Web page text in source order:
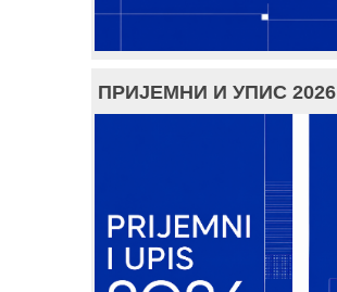
ПРИЈЕМНИ И УПИС 2026